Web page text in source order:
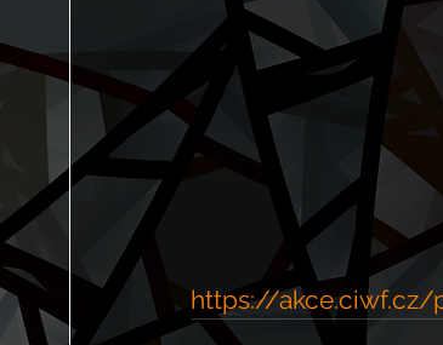
https://